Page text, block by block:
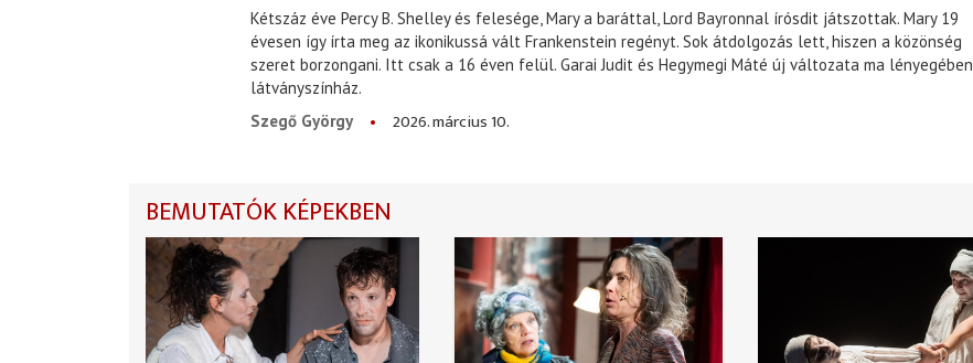
Kétszáz éve Percy B. Shelley és felesége, Mary a baráttal, Lord Bayronnal írósdit játszottak. Mary 19
évesen így írta meg az ikonikussá vált Frankenstein regényt. Sok átdolgozás lett, hiszen a közönség
szeret borzongani. Itt csak a 16 éven felül. Garai Judit és Hegymegi Máté új változata ma lényegében
látványszínház.
Szegő György
2026. március 10.
BEMUTATÓK KÉPEKBEN